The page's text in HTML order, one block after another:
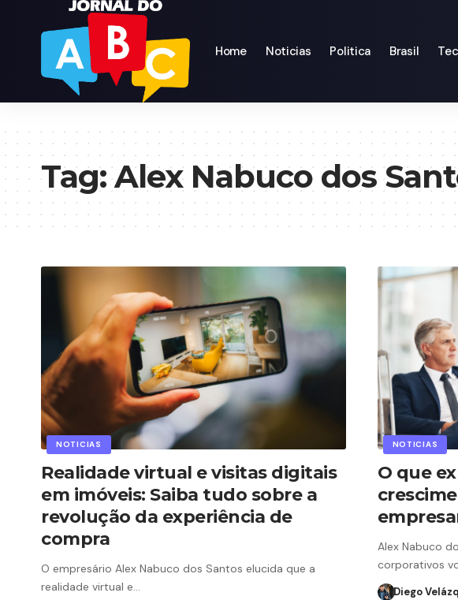
Home Noticias Politica Brasil
Tag:Alex Nabuco dos
NOTICIAS
Realidade virtual e visitas digitais
em imóveis: Saiba tudo sobre a
revolução da experiência de
compra
O empresário Alex Nabuco dos Santos elucida que a
realidade virtual e…
NOTICIAS
O que
Alex Nabuco
corporativos
Diego